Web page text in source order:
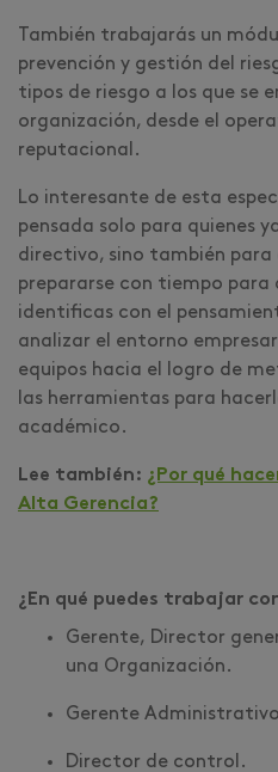
También trabajarás un
prevención y gestión del
tipos de riesgo a los que se
organización, desde el
reputacional.
Lo interesante de esta
pensada solo para quienes
directivo, sino también para
prepararse con tiempo para
identificas con el
analizar el entorno
equipos hacia el logro de
las herramientas para
académico.
Lee también: ¿Por qué
Alta Gerencia?
¿En qué puedes trabajar
Gerente, Director
una Organización.
Gerente
Director de control.